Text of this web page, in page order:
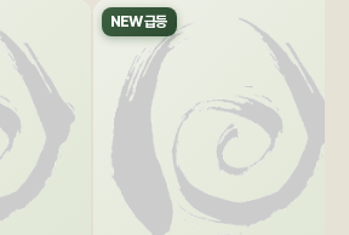
NEW 급등